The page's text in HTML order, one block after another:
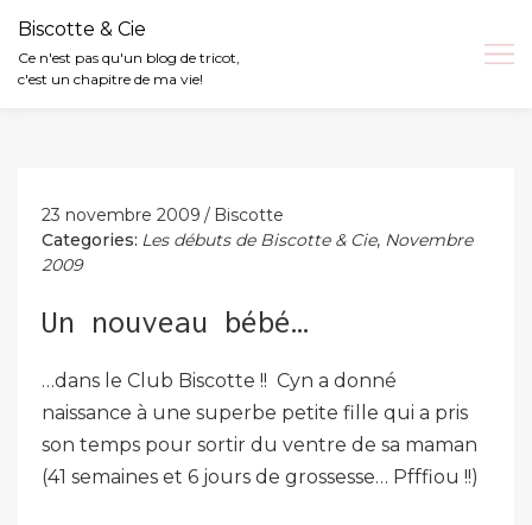
Biscotte & Cie
Ce n'est pas qu'un blog de tricot,
c'est un chapitre de ma vie!
23 novembre 2009
Biscotte
Categories: Les débuts de Biscotte & Cie, Novembre
2009
Un nouveau bébé…
…dans le Club Biscotte !! Cyn a donné
naissance à une superbe petite fille qui a pris
son temps pour sortir du ventre de sa maman
(41 semaines et 6 jours de grossesse… Pfffiou !!)